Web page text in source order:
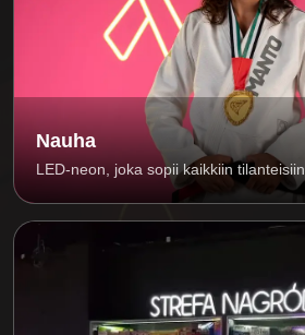
Nauha
LED-neon, joka sopii kaikkiin tilanteisiin.